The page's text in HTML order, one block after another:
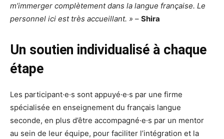
m’immerger complètement dans la langue française. Le
personnel ici est très accueillant. » – Shira
Un soutien individualisé à chaque
étape
Les participant·e·s sont appuyé·e·s par une firme
spécialisée en enseignement du français langue
seconde, en plus d’être accompagné·e·s par un mentor
au sein de leur équipe, pour faciliter l’intégration et la